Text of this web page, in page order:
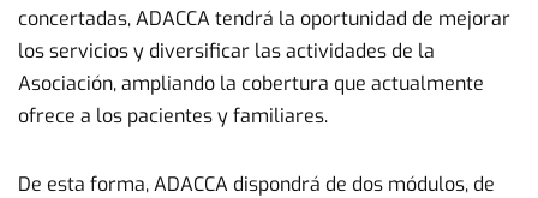
concertadas, ADACCA tendrá la oportunidad de mejorar
los servicios y diversificar las actividades de la
Asociación, ampliando la cobertura que actualmente
ofrece a los pacientes y familiares.
De esta forma, ADACCA dispondrá de dos módulos, de